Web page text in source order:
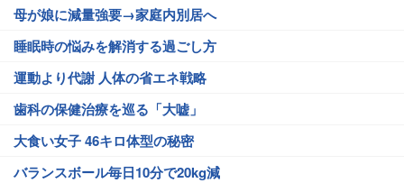
母が娘に減量強要→家庭内別居へ
睡眠時の悩みを解消する過ごし方
運動より代謝 人体の省エネ戦略
歯科の保健治療を巡る「大嘘」
大食い女子 46キロ体型の秘密
バランスボール毎日10分で20kg減